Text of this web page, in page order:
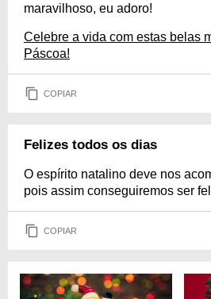
maravilhoso, eu adoro!
Celebre a vida com estas belas
Páscoa!
COPIAR
Felizes todos os dias
O espírito natalino deve nos
pois assim conseguiremos ser
COPIAR